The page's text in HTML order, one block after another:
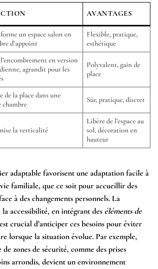
AVANTAGES
un espace salon en
d’appoint
Flexible, pratique,
esthétique
en version
agrandit pour les
Polyvalent, gain de
place
de la place dans une
chambre
Sûr, pratique, discret
la verticalité
Libère de l’espace au
sol, décoration en
hauteur
adaptable favorisent une adaptation facile à
familiale, que ce soit pour accueillir des
à des changements personnels. La
la accessibilité, en intégrant des éléments de
crucial d’anticiper ces besoins pour éviter
lorsque la situation évolue. Par exemple,
de zones de sécurité, comme des prises
arrondis, devient un environnement